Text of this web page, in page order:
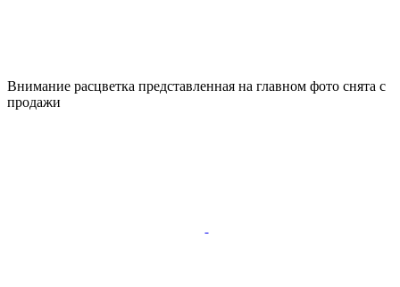
Внимание расцветка представленная на главном фото снята с
продажи